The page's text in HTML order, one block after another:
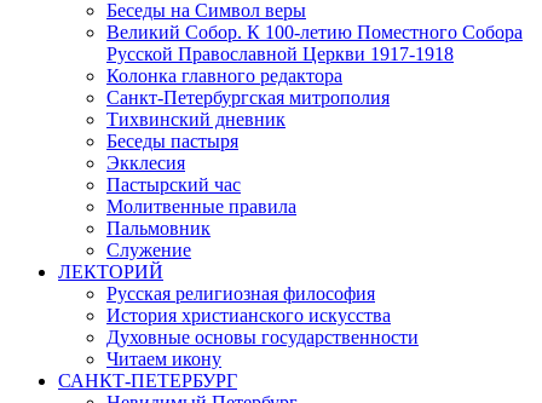
Беседы на Символ веры
Великий Собор. К 100-летию Поместного Собора
Русской Православной Церкви 1917-1918
Колонка главного редактора
Санкт-Петербургская митрополия
Тихвинский дневник
Беседы пастыря
Экклесия
Пастырский час
Молитвенные правила
Пальмовник
Служение
ЛЕКТОРИЙ
Русская религиозная философия
История христианского искусства
Духовные основы государственности
Читаем икону
САНКТ-ПЕТЕРБУРГ